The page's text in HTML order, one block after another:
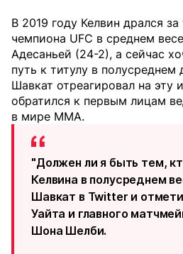
В 2019 году Келвин дрался
чемпиона UFC в среднем
Адесаньей (24-2), а сейчас
путь к титулу в полусреднем
Шавкат отреагировал на эту
обратился к первым лицам
в мире ММА.
"Должен ли я быть тем,
Келвина в полусреднем
Шавкат в Twitter и
Уайта и главного
Шона Шелби.